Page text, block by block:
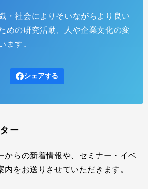
・社会によりそいながらより良い
めの研究活動、人や企業文化の変
ます。
シェアする
ー
からの新着情報や、セミナー・イベ
内をお送りさせていただきます。